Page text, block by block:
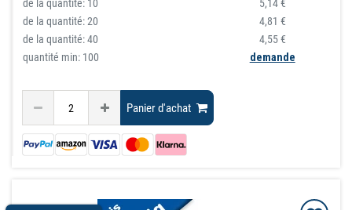
de la quantité: 10
5,14 €
de la quantité:20
4,81 €
de la quantité:40
4,55 €
quantité min: 100
demande
Panier d'achat